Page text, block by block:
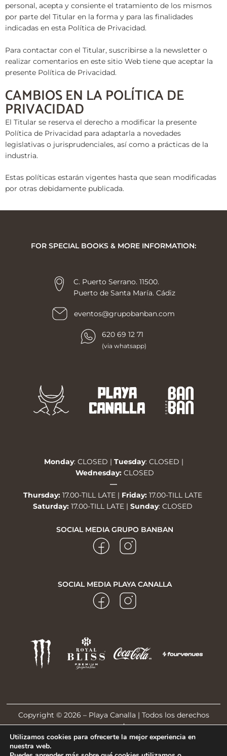
personal, acepta y consiente el tratamiento de los mismos
por parte del Titular en la forma y para las finalidades
indicadas en esta Política de Privacidad.
Para contactar con el Titular, suscribirse a la newsletter o
realizar comentarios en este sitio Web tiene que aceptar la
presente Política de Privacidad.
CAMBIOS EN LA POLÍTICA DE
PRIVACIDAD
El Titular se reserva el derecho a modificar la presente
Política de Privacidad para adaptarla a novedades
legislativas o jurisprudenciales, así como a prácticas de la
industria.
Estas políticas estarán vigentes hasta que sean modificadas
por otras debidamente publicada.
FOR SPECIAL BOOKS & MORE INFORMATION:
C. Puerto Serrano. 11500.
Puerto de Santa María. Cádiz
eventos@grupobanban.com
620 69 12 71
(via whatsapp)
Monday: CLOSED | Tuesday: CLOSED |
Wednesday: CLOSED
—
Thursday: 17.00-TILL LATE | Friday: 17.00-TILL LATE
Saturday: 17.00-TILL LATE | Sunday: CLOSED
SOCIAL MEDIA GRUPO BANBAN
SOCIAL MEDIA PLAYA CANALLA
Copyright © 2026 – Playa Canalla | Todos los derechos
reservados
POLÍTICA DE PRIVACIDAD
AVISO LEGAL
Utilizamos cookies para ofrecerte la mejor experiencia en
nuestra web.